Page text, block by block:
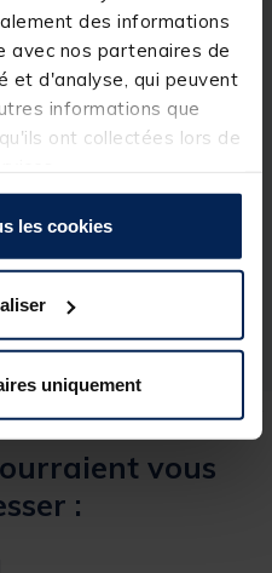
des informations
avec nos partenaires de
et d'analyse, qui peuvent
informations que
ont collectées lors de
les cookies
uniquement
1
vous
: